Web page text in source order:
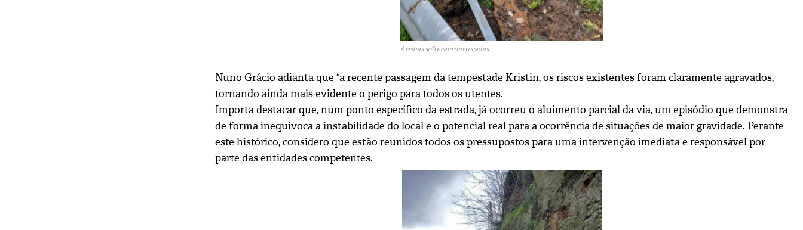
Arribas sofreram derrocadas
Nuno Grácio adianta que “a recente passagem da tempestade Kristin, os riscos existentes foram claramente agravados,
tornando ainda mais evidente o perigo para todos os utentes.
Importa destacar que, num ponto específico da estrada, já ocorreu o aluimento parcial da via, um episódio que demonstra
de forma inequívoca a instabilidade do local e o potencial real para a ocorrência de situações de maior gravidade. Perante
este histórico, considero que estão reunidos todos os pressupostos para uma intervenção imediata e responsável por
parte das entidades competentes.